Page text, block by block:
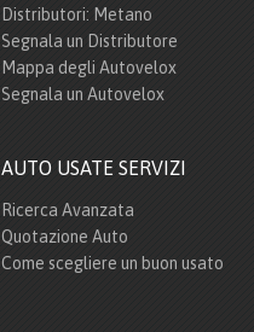
Distributori: Metano
Segnala un Distributore
Mappa degli Autovelox
Segnala un Autovelox
AUTO USATE SERVIZI
Ricerca Avanzata
Quotazione Auto
Come scegliere un buon usato